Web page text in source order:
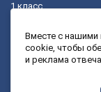
1 класс
3 класс
Вместе с нашими
cookie, чтобы
и реклама